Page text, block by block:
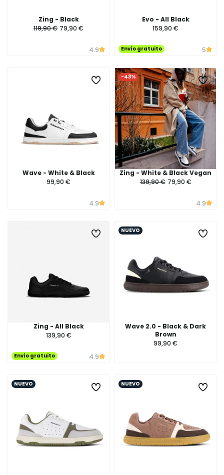
Zing - Black
119,90 € 79,90 €
4.9
Evo - All Black
159,90 €
Envío gratuito 5
Wave - White & Black
99,90 €
4.9
-43%
Zing - White & Black Vegan
139,90 € 79,90 €
4.9
Zing - All Black
139,90 €
Envío gratuito 4.9
NUEVO
Wave 2.0 - Black & Dark
Brown
99,90 €
NUEVO NUEVO